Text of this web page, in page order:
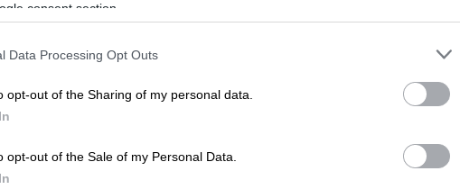
consent section.
Data Processing Opt Outs
opt-out of the Sharing of my personal data.
opt-out of the Sale of my Personal Data.
ηθοποιός, η οποία αυτή την περίοδο
από τα Τίρανα
οποίο σημειώνει τη θερμοκρασία και το
της φίλοι της έσπευσαν να της